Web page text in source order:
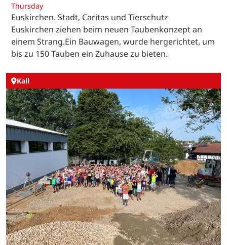
Thursday
Euskirchen. Stadt, Caritas und Tierschutz
Euskirchen ziehen beim neuen Taubenkonzept an
einem Strang.Ein Bauwagen, wurde hergerichtet, um
bis zu 150 Tauben ein Zuhause zu bieten.
Kall